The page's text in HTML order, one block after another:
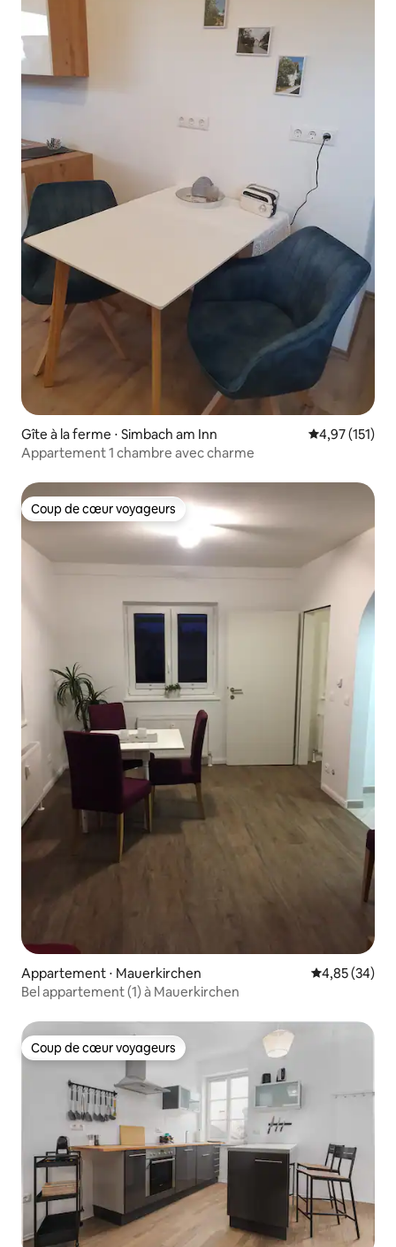
Gîte à la ferme ⋅ Simbach am Inn Évaluation
4,97 (151)
Appartement 1 chambre avec charme
Coup de cœur voyageurs
Coup de cœur voyageurs
Appartement ⋅ Mauerkirchen Évaluation
4,85 (34)
Bel appartement (1) à Mauerkirchen
Coup de cœur voyageurs
Coup de cœur voyageurs